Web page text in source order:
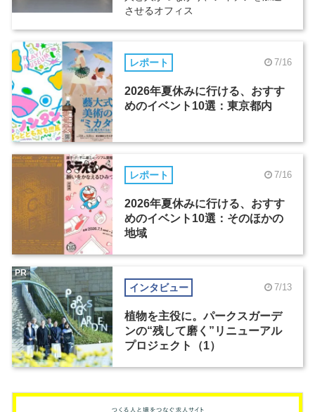
させるオフィス
レポート 7/16
2026年夏休みに行ける、おすす
めのイベント10選：東京都内
レポート 7/16
2026年夏休みに行ける、おすす
めのイベント10選：そのほかの
地域
インタビュー 7/13
植物を主役に。パークスガーデ
ンの“残して磨く”リニューアル
プロジェクト（1）
PR